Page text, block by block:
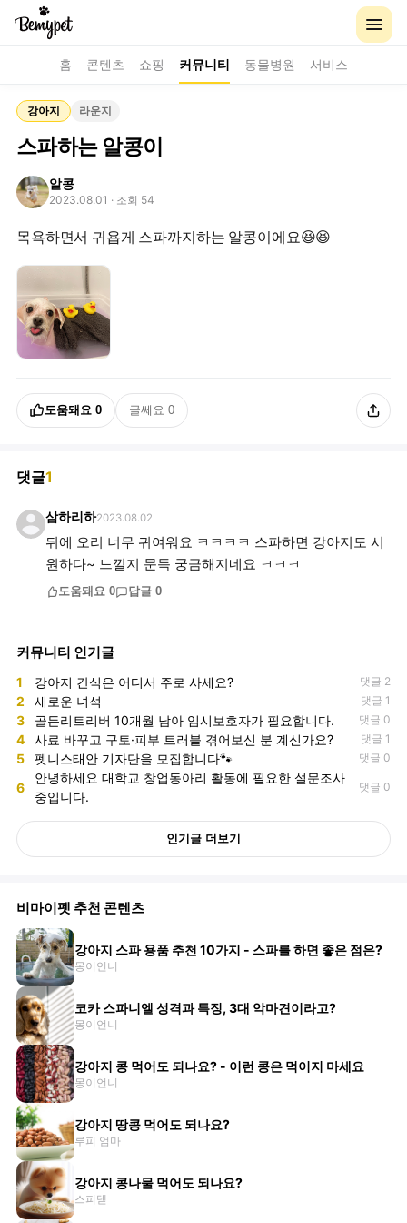
홈 콘텐츠 쇼핑 커뮤니티 동물병원 서비스
강아지 라운지
스파하는 알콩이
알콩
2023.08.01 · 조회 54
목욕하면서 귀욥게 스파까지하는 알콩이에요😆😆
도움돼요 0 글쎄요 0
댓글1
삼하리하2023.08.02
뒤에 오리 너무 귀여워요 ㅋㅋㅋㅋ 스파하면 강아지도 시
원하다~ 느낄지 문득 궁금해지네요 ㅋㅋㅋ
도움돼요 0 답글 0
커뮤니티 인기글
1 강아지 간식은 어디서 주로 사세요? 댓글 2
2 새로운 녀석 댓글 1
3 골든리트리버 10개월 남아 임시보호자가 필요합니다. 댓글 0
4 사료 바꾸고 구토·피부 트러블 겪어보신 분 계신가요? 댓글 1
5 펫니스태안 기자단을 모집합니다🐾 댓글 0
6
안녕하세요 대학교 창업동아리 활동에 필요한 설문조사
중입니다.
댓글 0
인기글 더보기
비마이펫 추천 콘텐츠
강아지 스파 용품 추천 10가지 - 스파를 하면 좋은 점은?
몽이언니
코카 스파니엘 성격과 특징, 3대 악마견이라고?
몽이언니
강아지 콩 먹어도 되나요? - 이런 콩은 먹이지 마세요
몽이언니
강아지 땅콩 먹어도 되나요?
루피 엄마
강아지 콩나물 먹어도 되나요?
스피댇